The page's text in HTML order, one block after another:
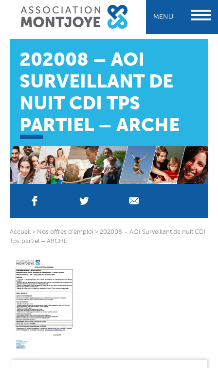
MENU
202008 – AOI
SURVEILLANT DE
NUIT CDI TPS
PARTIEL – ARCHE
Accueil > Nos offres d’emploi > 202008 – AOI Surveillant de nuit CDI
Tps partiel – ARCHE